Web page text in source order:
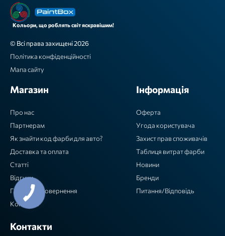
Кольори, що роблять світ яскравішим!
© Всі права захищені 2026
Політика конфіденційності
Мапа сайту
Магазин
Про нас
Партнерам
Як знайти код фарби для авто?
Доставка та оплата
Статті
Відгуки
Гарантія / повернення
Контакти
Інформація
Оферта
Угода користувача
Захист прав споживачів
Таблиця витрат фарби
Новини
Бренди
Питання/Відповідь
Контакти